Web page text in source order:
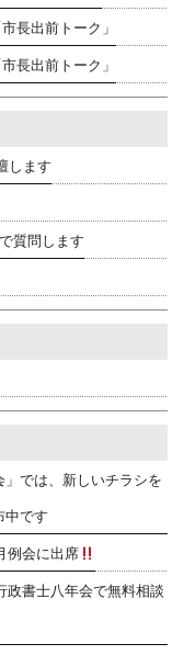
長出前トーク」
長出前トーク」
します
質問します
では、新しいチラシを
中です
例会に出席
政書士八年会で無料相談